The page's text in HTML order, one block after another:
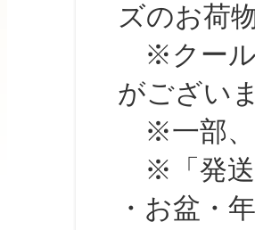
ズのお荷
※クール宅
がござい
※一部、「
※「発送」
・お盆・